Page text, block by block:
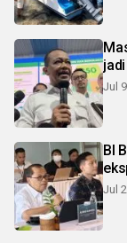
Jul
BI
Jul